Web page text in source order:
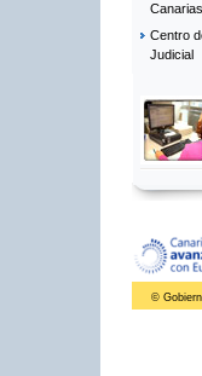
Canarias
Centro
Judicial
©